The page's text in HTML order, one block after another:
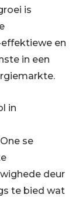
is
en
in een
in
se
deur
te bied wat